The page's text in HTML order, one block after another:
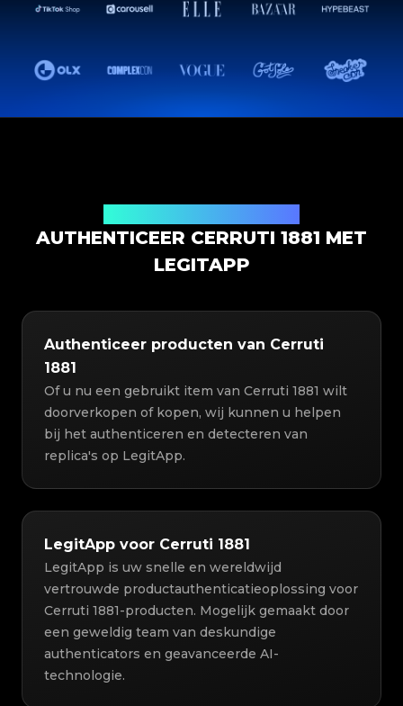
AUTHENTICEER CERRUTI 1881 MET
LEGITAPP
Authenticeer producten van Cerruti
1881
Of u nu een gebruikt item van Cerruti 1881 wilt
doorverkopen of kopen, wij kunnen u helpen
bij het authenticeren en detecteren van
replica's op LegitApp.
LegitApp voor Cerruti 1881
LegitApp is uw snelle en wereldwijd
vertrouwde productauthenticatieoplossing voor
Cerruti 1881-producten. Mogelijk gemaakt door
een geweldig team van deskundige
authenticators en geavanceerde AI-
technologie.